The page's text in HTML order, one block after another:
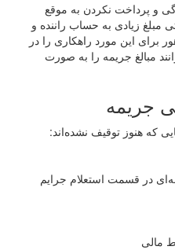
و پرداخت نکردن به موقع
زیادی به حساب راننده و
این مورد راهکاری را در
مبالغ جریمه را به صورت
جریمه
هنوز توقیف نشده‌اند:
در قسمت استعلام جرایم